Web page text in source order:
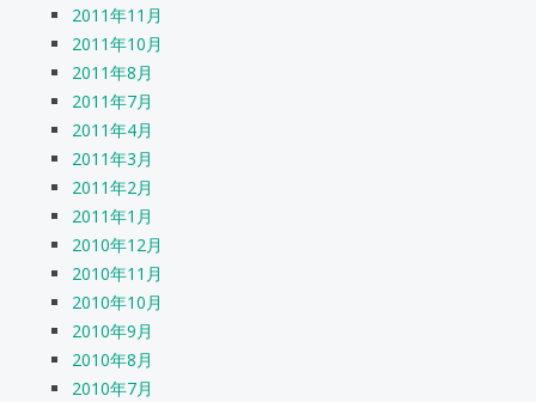
2011年11月
2011年10月
2011年8月
2011年7月
2011年4月
2011年3月
2011年2月
2011年1月
2010年12月
2010年11月
2010年10月
2010年9月
2010年8月
2010年7月